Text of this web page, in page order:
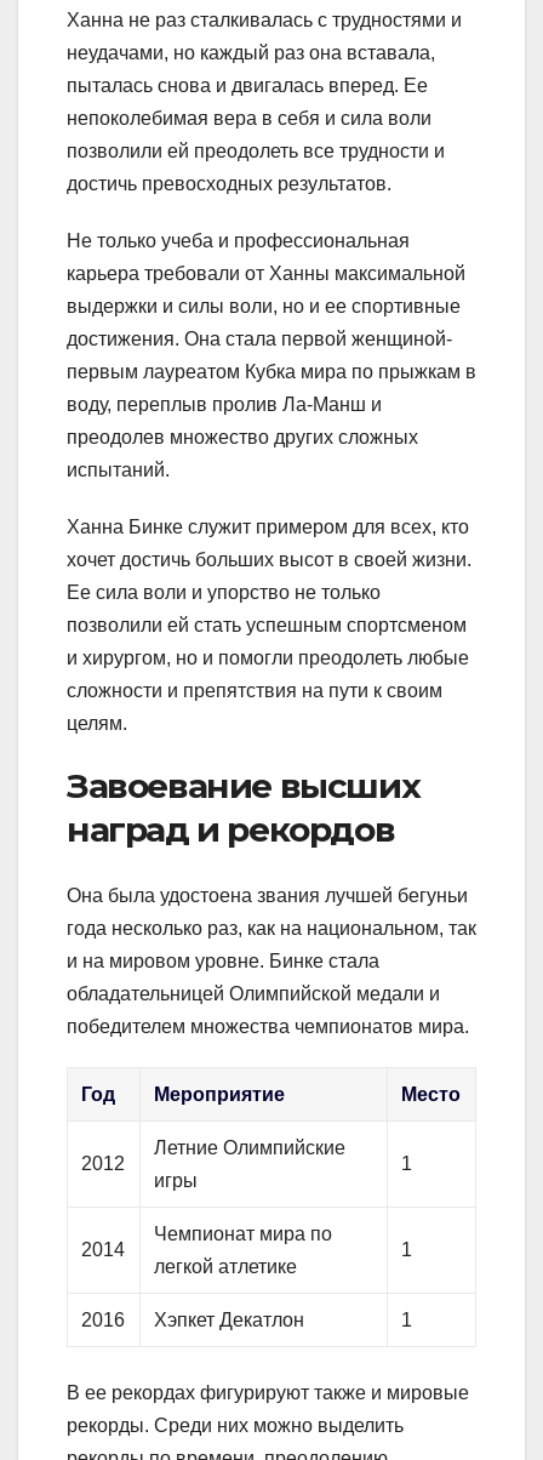
Ханна не раз сталкивалась с трудностями и
неудачами, но каждый раз она вставала,
пыталась снова и двигалась вперед. Ее
непоколебимая вера в себя и сила воли
позволили ей преодолеть все трудности и
достичь превосходных результатов.
Не только учеба и профессиональная
карьера требовали от Ханны максимальной
выдержки и силы воли, но и ее спортивные
достижения. Она стала первой женщиной-
первым лауреатом Кубка мира по прыжкам в
воду, переплыв пролив Ла-Манш и
преодолев множество других сложных
испытаний.
Ханна Бинке служит примером для всех, кто
хочет достичь больших высот в своей жизни.
Ее сила воли и упорство не только
позволили ей стать успешным спортсменом
и хирургом, но и помогли преодолеть любые
сложности и препятствия на пути к своим
целям.
Завоевание высших
наград и рекордов
Она была удостоена звания лучшей бегуньи
года несколько раз, как на национальном, так
и на мировом уровне. Бинке стала
обладательницей Олимпийской медали и
победителем множества чемпионатов мира.
Год Мероприятие Место
2012
Летние Олимпийские
игры
1
2014
Чемпионат мира по
легкой атлетике
1
2016 Хэпкет Декатлон 1
В ее рекордах фигурируют также и мировые
рекорды. Среди них можно выделить